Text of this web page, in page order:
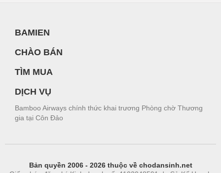
BAMIEN
CHÀO BÁN
TÌM MUA
DỊCH VỤ
Bamboo Airways chính thức khai trương Phòng chờ Thương
gia tại Côn Đảo
Bản quyền 2006 - 2026 thuộc về chodansinh.net